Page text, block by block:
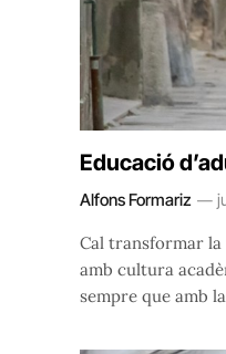
Educació
Alfons Formariz
Cal transformar la
amb cultura
sempre que amb